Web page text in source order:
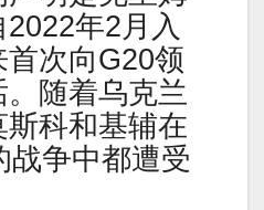
年2月入
次向G20领
随着乌克兰
科和基辅在
战争中都遭受